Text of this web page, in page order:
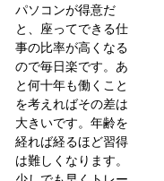
パソコンが得意だ
と、座ってできる仕
事の比率が高くなる
ので毎日楽です。あ
と何十年も働くこと
を考えればその差は
大きいです。年齢を
経れば経るほど習得
は難しくなります。